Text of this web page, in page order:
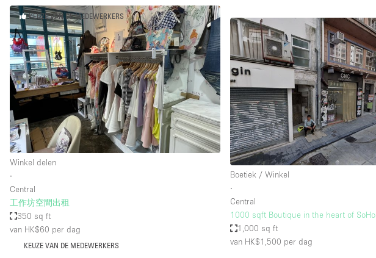
Kantoorruimte
Kraampje / Marktkraam
Markt / Festival
Overige
Salon
Vergaderruimte
Winkel delen
KEUZE VAN DE MEDEWERKERS
Winkel delen
∙
Central
工作坊空間出租
350 sq ft
van HK$60 per dag
KEUZE VAN DE MEDEWERKERS
Boetiek / Winkel
∙
Central
1000 sqft Boutique in the heart of SoHo
1,000 sq ft
van HK$1,500 per dag